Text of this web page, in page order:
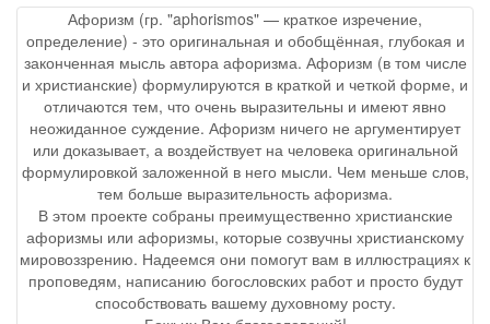
Афоризм (гр. "aphorismos" — краткое изречение,
определение) - это оригинальная и обобщённая, глубокая и
законченная мысль автора афоризма. Афоризм (в том числе
и христианские) формулируются в краткой и четкой форме, и
отличаются тем, что очень выразительны и имеют явно
неожиданное суждение. Афоризм ничего не аргументирует
или доказывает, а воздействует на человека оригинальной
формулировкой заложенной в него мысли. Чем меньше слов,
тем больше выразительность афоризма.
В этом проекте собраны преимущественно христианские
афоризмы или афоризмы, которые созвучны христианскому
мировоззрению. Надеемся они помогут вам в иллюстрациях к
проповедям, написанию богословских работ и просто будут
способствовать вашему духовному росту.